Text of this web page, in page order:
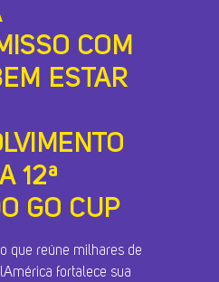
COM
ESTAR
12ª
GO CUP
que reúne milhares de
fortalece sua